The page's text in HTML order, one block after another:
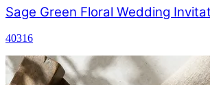
Sage Green Floral Wedding
40316